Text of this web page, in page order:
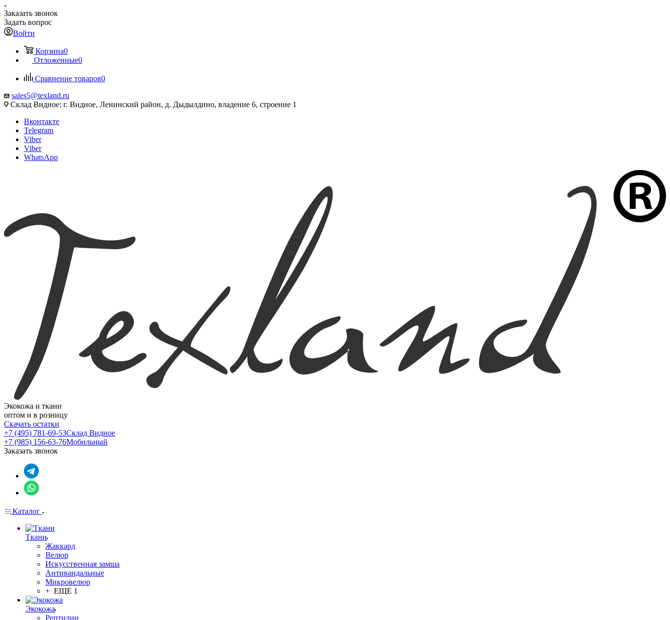
Заказать звонок
Задать вопрос
Войти
Корзина0
Отложенные0
Сравнение товаров0
sales5@texland.ru
Склад Видное: г. Видное, Ленинский район, д. Дыдылдино, владение 6, строение 1
Вконтакте
Telegram
Viber
Viber
WhatsApp
Экокожа и ткани
оптом и в розницу
Скачать остатки
+7 (495) 781-69-53Склад Видное
+7 (985) 156-63-76Мобильный
Заказать звонок
Каталог
Ткани
Жаккард
Велюр
Искусственная замша
Антивандальные
Микровелюр
+ ЕЩЕ 1
Экокожа
Рептилии